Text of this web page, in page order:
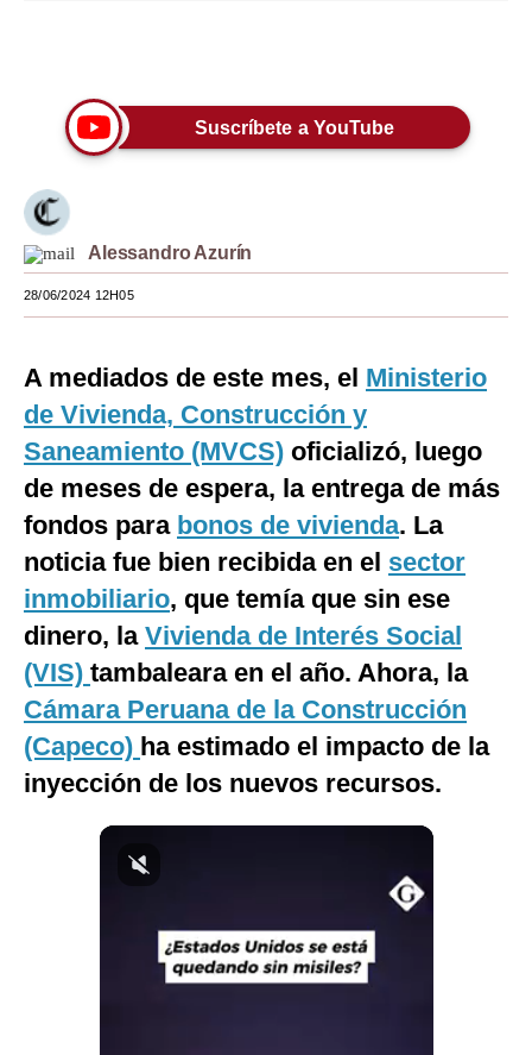
Moda
Estilos
Mundo
EEUU
México
Internacional
Club del Suscriptor
Mix
Notas Contratadas
Podcast
Gestión TV
Videos
Suscríbete a YouTube
Alessandro Azurín
28/06/2024 12H05
A mediados de este mes, el Ministerio
de Vivienda, Construcción y
Saneamiento (MVCS) oficializó, luego
de meses de espera, la entrega de más
fondos para bonos de vivienda. La
noticia fue bien recibida en el sector
inmobiliario, que temía que sin ese
dinero, la Vivienda de Interés Social
(VIS) tambaleara en el año. Ahora, la
Cámara Peruana de la Construcción
(Capeco) ha estimado el impacto de la
inyección de los nuevos recursos.